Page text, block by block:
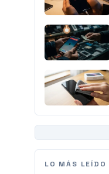
LO MÁS LEÍDO